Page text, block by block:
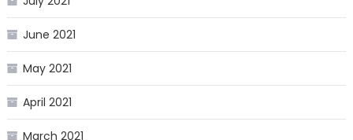
June 2021
May 2021
April 2021
March 2021